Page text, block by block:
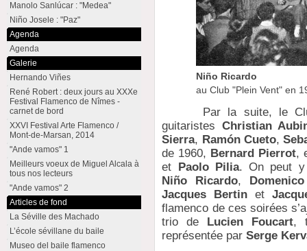
Niño Ricardo
au Club "Plein Vent" en
Par la suite, le Club
guitaristes Christian
Sierra, Ramón Cueto,
de 1960, Bernard Pierrot,
et
Paolo Pilia. On peut y
Niño Ricardo,
Jacques Bertin et
flamenco de ces soirées
trio de
Lucien Foucart,
représentée parSerge
Manolo Sanlúcar : "Medea"
Niño Josele : "Paz"
Agenda
Agenda
Galerie
Hernando Viñes
René Robert : deux jours au XXXe
Festival Flamenco de Nîmes -
carnet de bord
XXVI Festival Arte Flamenco /
Mont-de-Marsan, 2014
"Ande vamos" 1
Meilleurs voeux de Miguel Alcala à
tous nos lecteurs
"Ande vamos" 2
Articles de fond
La Séville des Machado
L’école sévillane du baile
Museo del baile flamenco